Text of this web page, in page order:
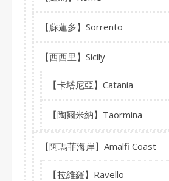
【蘇蓮多】Sorrento
【西西里】Sicily
【卡塔尼亞】Catania
【陶爾米納】Taormina
【阿瑪菲海岸】Amalfi Coast
【拉維羅】Ravello